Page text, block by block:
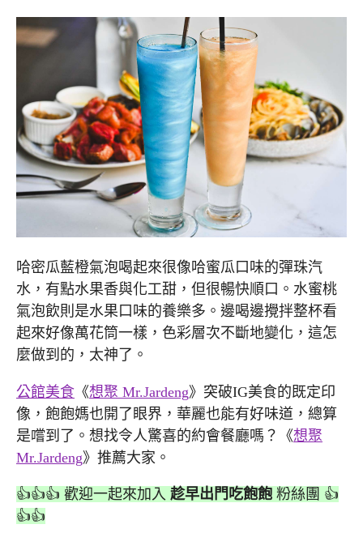
哈密瓜藍橙氣泡喝起來很像哈蜜瓜口味的彈珠汽
水，有點水果香與化工甜，但很暢快順口。水蜜桃
氣泡飲則是水果口味的養樂多。邊喝邊攪拌整杯看
起來好像萬花筒一樣，色彩層次不斷地變化，這怎
麼做到的，太神了。
公館美食 《想聚 Mr.Jardeng》突破IG美食的既定印
像，飽飽媽也開了眼界，華麗也能有好味道，總算
是嚐到了。想找令人驚喜的約會餐廳嗎？《想聚
Mr.Jardeng》推薦大家。
👍👍👍 歡迎一起來加入 趁早出門吃飽飽 粉絲團 👍
👍👍